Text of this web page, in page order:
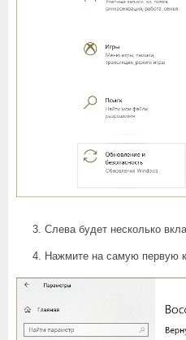
Слева будет несколько
Нажмите на самую первую